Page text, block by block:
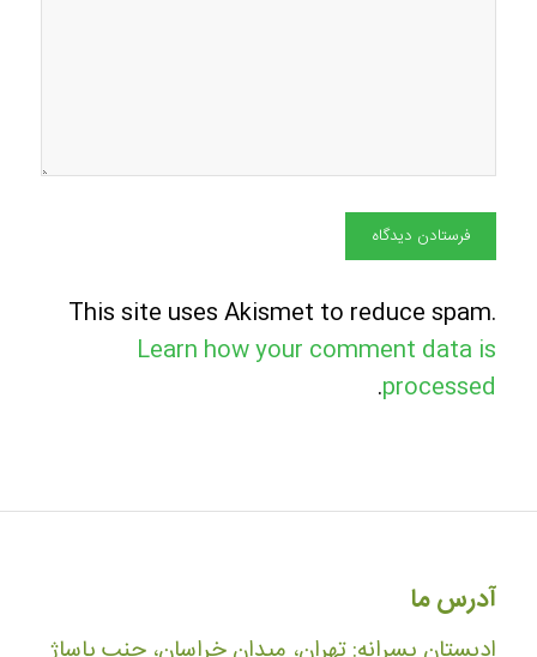
This site uses Akismet to reduce spam.
Learn how your comment data is
processed
.
آدرس ما